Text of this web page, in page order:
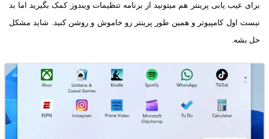
برای عیب یابی پرینتر هم میتونید از برنامه تنظیمات ویندوز کمک بگیرید اما بد
نیست اول کامپیوتر و همین طور پرینتر رو خاموش و روشن کنید. شاید مشکل
حل بشه.